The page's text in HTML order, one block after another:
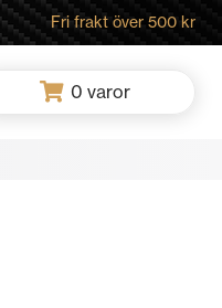
Fri frakt över 500 kr
0 varor